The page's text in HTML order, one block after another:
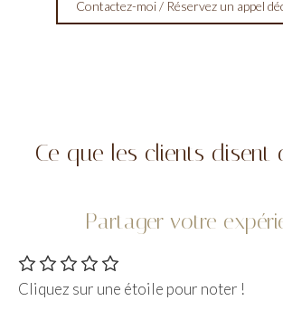
Contactez-moi / Réservez un appel
Ce que les clients disent
Partager votre
Cliquez sur une étoile pour noter !